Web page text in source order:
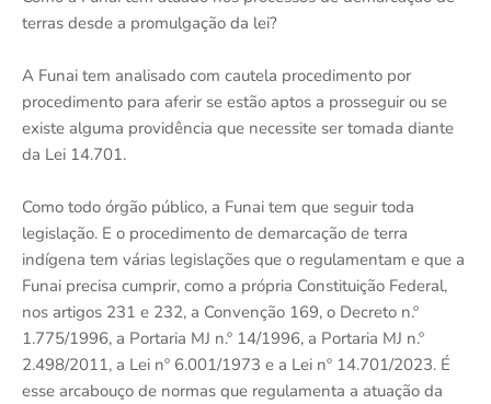
terras desde a promulgação da lei?
A Funai tem analisado com cautela procedimento por
procedimento para aferir se estão aptos a prosseguir ou se
existe alguma providência que necessite ser tomada diante
da Lei 14.701.
Como todo órgão público, a Funai tem que seguir toda
legislação. E o procedimento de demarcação de terra
indígena tem várias legislações que o regulamentam e que a
Funai precisa cumprir, como a própria Constituição Federal,
nos artigos 231 e 232, a Convenção 169, o Decreto n.º
1.775/1996, a Portaria MJ n.º 14/1996, a Portaria MJ n.º
2.498/2011, a Lei nº 6.001/1973 e a Lei nº 14.701/2023. É
esse arcabouço de normas que regulamenta a atuação da